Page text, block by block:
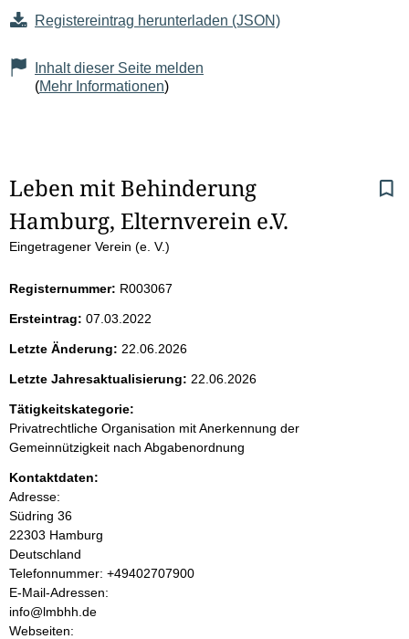
Registereintrag herunterladen (JSON)
Inhalt dieser Seite melden
(Mehr Informationen)
S
e
t
e
n
i
n
h
a
l
t
Leben mit Behinderung
Hamburg, Elternverein e.V.
Eingetragener Verein (e. V.)
Registernummer: R003067
Ersteintrag: 07.03.2022
Letzte Änderung: 22.06.2026
Letzte Jahresaktualisierung: 22.06.2026
Tätigkeitskategorie:
Privatrechtliche Organisation mit Anerkennung der
Gemeinnützigkeit nach Abgabenordnung
Kontaktdaten:
Adresse:
Südring 36
22303 Hamburg
Deutschland
K
o
n
t
Telefonnummer: +49402707900
E-Mail-Adressen:
info@lmbhh.de
Webseiten: